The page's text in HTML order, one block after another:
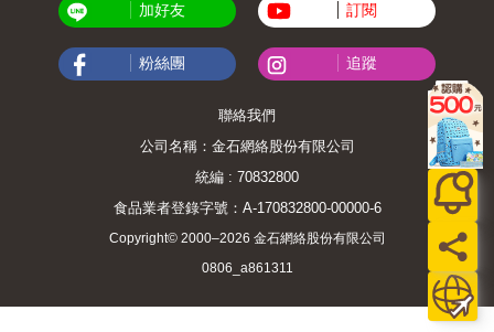
加好友 訂閱
粉絲團 追蹤
聯絡我們
公司名稱：金石網絡股份有限公司
統編 : 70832800
食品業者登錄字號：A-170832800-00000-6
Copyright© 2000–2026 金石網絡股份有限公司
0806_a861311